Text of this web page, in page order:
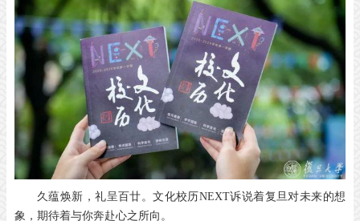
久蕴焕新，礼呈百廿。文化校历NEXT诉说着复旦对未来的想
象，期待着与你奔赴心之所向。